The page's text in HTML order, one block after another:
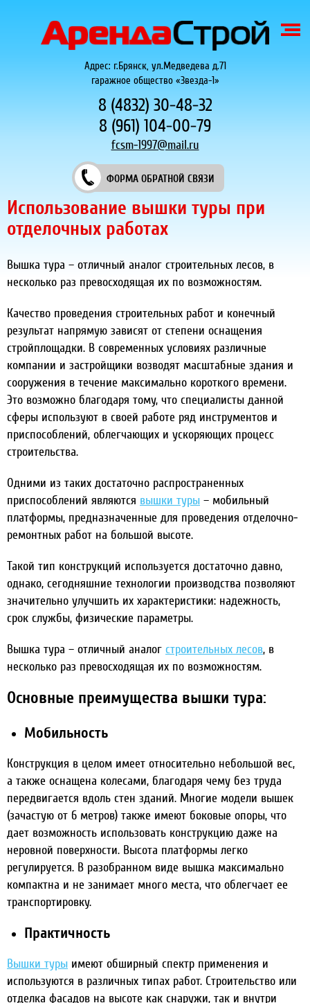
Адрес: г.Брянск, ул.Медведева д.71
гаражное общество «Звезда-1»
8 (4832) 30-48-32
8 (961) 104-00-79
fcsm-1997@mail.ru
ФОРМА ОБРАТНОЙ СВЯЗИ
Использование вышки туры при
отделочных работах
Вышка тура – отличный аналог строительных лесов, в
несколько раз превосходящая их по возможностям.
Качество проведения строительных работ и конечный
результат напрямую зависят от степени оснащения
стройплощадки. В современных условиях различные
компании и застройщики возводят масштабные здания и
сооружения в течение максимально короткого времени.
Это возможно благодаря тому, что специалисты данной
сферы используют в своей работе ряд инструментов и
приспособлений, облегчающих и ускоряющих процесс
строительства.
Одними из таких достаточно распространенных
приспособлений являются вышки туры – мобильный
платформы, предназначенные для проведения отделочно-
ремонтных работ на большой высоте.
Такой тип конструкций используется достаточно давно,
однако, сегодняшние технологии производства позволяют
значительно улучшить их характеристики: надежность,
срок службы, физические параметры.
Вышка тура – отличный аналог строительных лесов, в
несколько раз превосходящая их по возможностям.
Основные преимущества вышки тура:
Мобильность
Конструкция в целом имеет относительно небольшой вес,
а также оснащена колесами, благодаря чему без труда
передвигается вдоль стен зданий. Многие модели вышек
(зачастую от 6 метров) также имеют боковые опоры, что
дает возможность использовать конструкцию даже на
неровной поверхности. Высота платформы легко
регулируется. В разобранном виде вышка максимально
компактна и не занимает много места, что облегчает ее
транспортировку.
Практичность
Вышки туры имеют обширный спектр применения и
используются в различных типах работ. Строительство или
отделка фасадов на высоте как снаружи, так и внутри